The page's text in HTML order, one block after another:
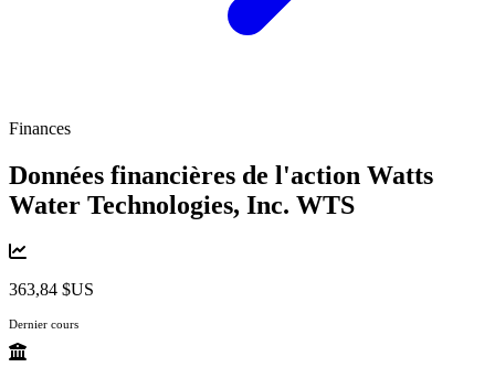
Finances
Données financières de l'action Watts
Water Technologies, Inc. WTS
363,84 $US
Dernier cours